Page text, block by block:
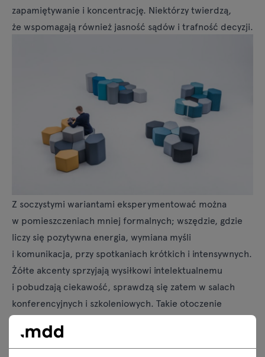
zapamiętywanie i koncentrację. Niektórzy twierdzą,
że wspomagają również jasność sądów i trafność decyzji.
Z soczystymi wariantami eksperymentować można
w pomieszczeniach mniej formalnych; wszędzie, gdzie
liczy się pozytywna energia, wymiana myśli
i komunikacja, przy spotkaniach krótkich i intensywnych.
Żółte akcenty sprzyjają wysiłkowi intelektualnemu
i pobudzają ciekawość, sprawdzą się zatem w salach
konferencyjnych i szkoleniowych. Takie otoczenie
korzystnie działa na osoby przygnębione: nie ułatwia
wyciszenia, lecz ładuje akumulatory.
Żółty szczególnie dobrze prezentuje się w zestawieniu